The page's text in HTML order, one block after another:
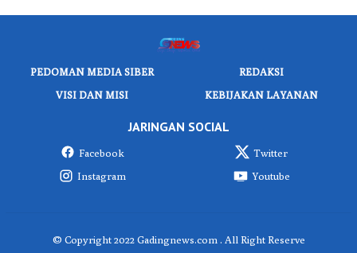
PEDOMAN MEDIA SIBER
REDAKSI
VISI DAN MISI
KEBIJAKAN LAYANAN
JARINGAN SOCIAL
Facebook
Twitter
Instagram
Youtube
© Copyright 2022 Gadingnews.com . All Right Reserve